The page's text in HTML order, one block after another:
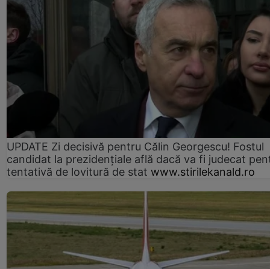
UPDATE Zi decisivă pentru Călin Georgescu! Fostul
candidat la prezidențiale află dacă va fi judecat
tentativă de lovitură de stat www.stirilekanald.ro